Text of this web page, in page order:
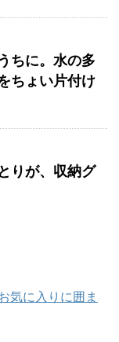
ちに。水の多
ちょい片付け
りが、収納グ
気に入りに囲ま